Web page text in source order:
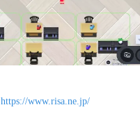
https://www.risa.ne.jp/